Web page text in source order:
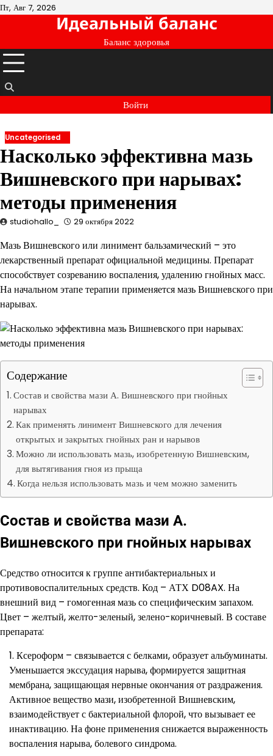
Перейти
Пт, Авг 7, 2026
Идеальный баланс
Баланс здоровья
Войти
Uncategorised
Насколько эффективна мазь
Вишневского при нарывах:
методы применения
studiohallo_ 29 октября 2022
Мазь Вишневского или линимент бальзамический – это
лекарственный препарат официальной медицины. Препарат
способствует созреванию воспаления, удалению гнойных масс.
На начальном этапе терапии применяется мазь Вишневского при
нарывах.
Содержание
Состав и свойства мази А. Вишневского при гнойных
нарывах
Как применять линимент Вишневского для лечения
открытых и закрытых гнойных ран и нарывов
Можно ли использовать мазь, изобретенную Вишневским,
для вытягивания гноя из прыща
Когда нельзя использовать мазь и чем можно заменить
Состав и свойства мази А.
Вишневского при гнойных нарывах
Средство относится к группе антибактериальных и
противовоспалительных средств. Код – АТХ D08AX. На
внешний вид – гомогенная мазь со специфическим запахом.
Цвет – желтый, желто-зеленый, зелено-коричневый. В составе
препарата:
Ксероформ – связывается с белками, образует альбуминаты.
Уменьшается экссудация нарыва, формируется защитная
мембрана, защищающая нервные окончания от раздражения.
Активное вещество мази, изобретенной Вишневским,
взаимодействует с бактериальной флорой, что вызывает ее
инактивацию. На фоне применения снижается выраженность
воспаления нарыва, болевого синдрома.